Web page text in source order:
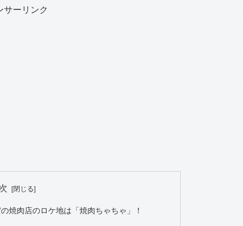
サーリンク
焼肉店のロケ地は「焼肉ちゃちゃ」！